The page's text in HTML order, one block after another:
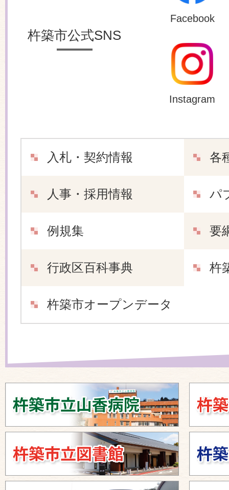
杵築市公式SNS
Facebook
Instagram
入札・契約情報 各
人事・採用情報 パ
例規集 要
行政区百科事典 杵
杵築市オープンデータ